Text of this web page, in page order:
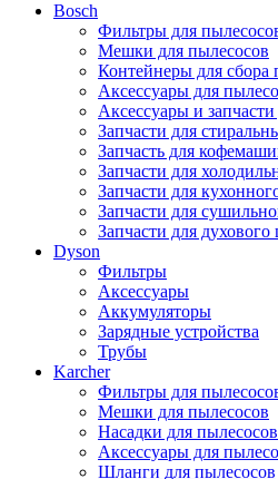
Bosch
Фильтры для
Мешки для пылесосов
Контейнеры для сбора
Аксессуары для
Аксессуары и
Запчасти для
Запчасть для
Запчасти для
Запчасти для
Запчасти для
Запчасти для
Dyson
Фильтры
Аксессуары
Аккумуляторы
Зарядные устройства
Трубы
Karcher
Фильтры для
Мешки для пылесосов
Насадки для пылесосов
Аксессуары для
Шланги для пылесосов